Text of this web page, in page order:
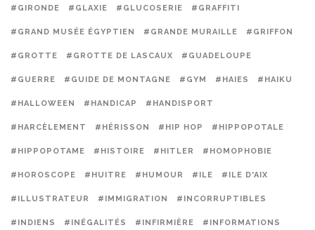
#GIRONDE #GLAXIE #GLUCOSERIE #GRAFFITI
#GRAND MUSÉE ÉGYPTIEN #GRANDE MURAILLE #GRIFFON
#GROTTE #GROTTE DE LASCAUX #GUADELOUPE
#GUERRE #GUIDE DE MONTAGNE #GYM #HAIES #HAIKU
#HALLOWEEN #HANDICAP #HANDISPORT
#HARCÈLEMENT #HÉRISSON #HIP HOP #HIPPOPOTALE
#HIPPOPOTAME #HISTOIRE #HITLER #HOMOPHOBIE
#HOROSCOPE #HUITRE #HUMOUR #ILE #ILE D'AIX
#ILLUSTRATEUR #IMMIGRATION #INCORRUPTIBLES
#INDIENS #INÉGALITÉS #INFIRMIÈRE #INFORMATIONS